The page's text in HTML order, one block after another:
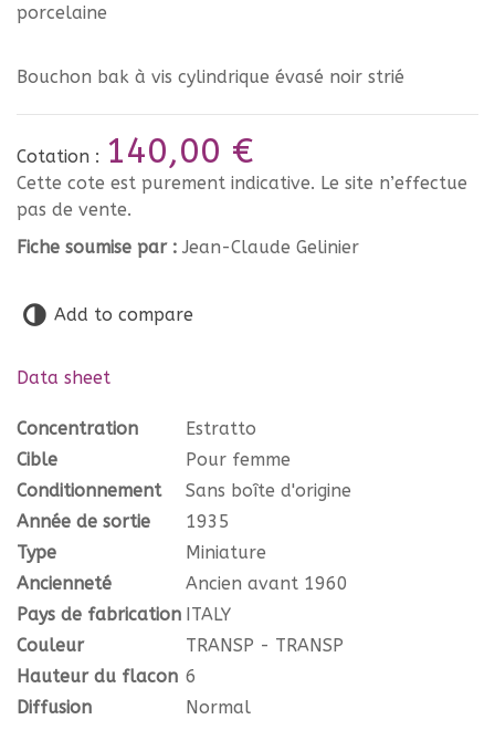
porcelaine
Bouchon bak à vis cylindrique évasé noir strié
Cotation : 140,00 €
Cette cote est purement indicative. Le site n’effectue
pas de vente.
Fiche soumise par : Jean-Claude Gelinier
Add to compare
Data sheet
Concentration
Estratto
Cible
Pour femme
Conditionnement
Sans boîte d'origine
Année de sortie
1935
Type
Miniature
Ancienneté
Ancien avant 1960
Pays de fabrication ITALY
Couleur
TRANSP - TRANSP
Hauteur du flacon 6
Diffusion
Normal